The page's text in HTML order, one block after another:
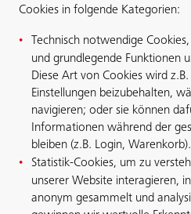
Cookies in folgende Kategorien:
Technisch notwendige
und grundlegende Funktionen
Diese Art von Cookies wird
Einstellungen beizubehalten,
navigieren; oder sie können
Informationen während der
bleiben (z.B. Login, Warenkorb).
Statistik-Cookies, um zu
unserer Website interagieren,
anonym gesammelt und